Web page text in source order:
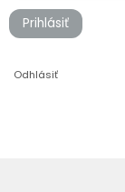
Prihlásiť
Odhlásiť